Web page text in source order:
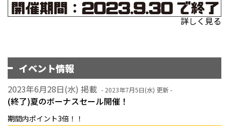
詳しく見る
イベント情報
2023年6月28日(水) 掲載 - 2023年7月5日(水) 更新 -
(終了)夏のボーナスセール開催！
期間内ポイント3倍！！